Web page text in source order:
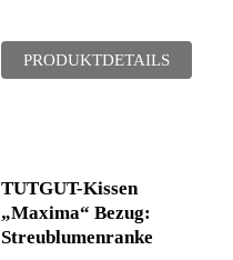
PRODUKTDETAILS
TUTGUT-Kissen
„Maxima“ Bezug:
Streublumenranke